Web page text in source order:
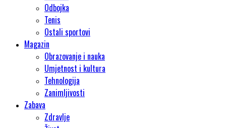
Odbojka
Tenis
Ostali sportovi
Magazin
Obrazovanje i nauka
Umjetnost i kultura
Tehnologija
Zanimljivosti
Zabava
Zdravlje